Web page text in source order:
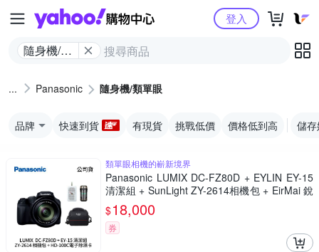
Yahoo購物中心
隨身機/類
登入
Panasonic 隨身機/類單眼
品牌 快速到貨 有現貨 挑戰低價 價格低到高 儲
類單眼相機的嶄新境界
Panasonic LUMIX DC-FZ80D + EYLIN EY-15
清潔組 + SunLight ZY-2614相機包 + EirMai 銳
瑪 HD-100C電子除濕卡 FZ80D (公司貨)
$18,000
券